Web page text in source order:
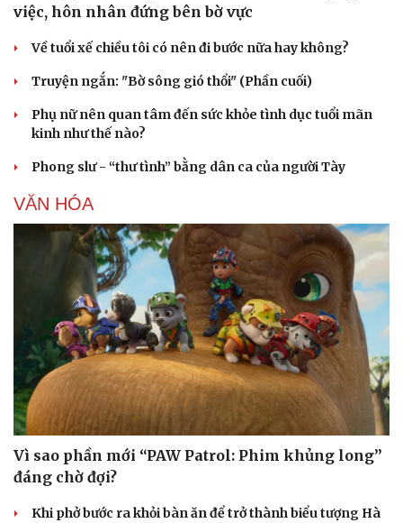
việc, hôn nhân đứng bên bờ vực
Về tuổi xế chiều tôi có nên đi bước nữa hay không?
Truyện ngắn: "Bờ sông gió thổi" (Phần cuối)
Phụ nữ nên quan tâm đến sức khỏe tình dục tuổi mãn
kinh như thế nào?
Phong slư - “thư tình” bằng dân ca của người Tày
VĂN HÓA
Vì sao phần mới “PAW Patrol: Phim khủng long”
đáng chờ đợi?
Khi phở bước ra khỏi bàn ăn để trở thành biểu tượng Hà